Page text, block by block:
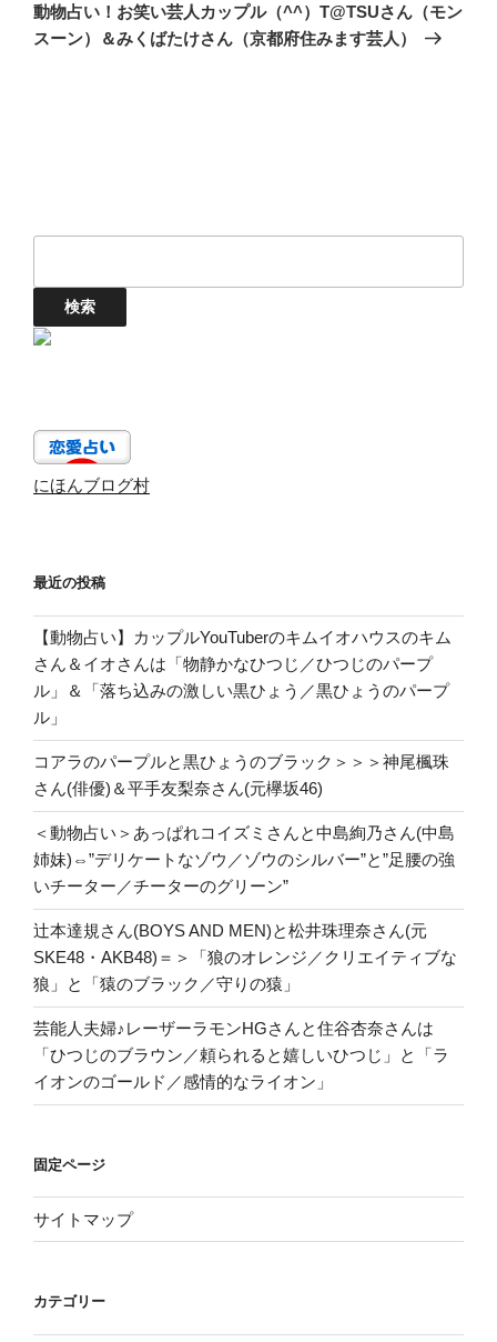
シ
ョ
の
投
動物占い！お笑い芸人カップル（^^）T@TSUさん（モン
スーン）＆みくばたけさん（京都府住みます芸人）
にほんブログ村
最近の投稿
【動物占い】カップルYouTuberのキムイオハウスのキム
さん＆イオさんは「物静かなひつじ／ひつじのパープ
ル」＆「落ち込みの激しい黒ひょう／黒ひょうのパープ
ル」
コアラのパープルと黒ひょうのブラック＞＞＞神尾楓珠
さん(俳優)＆平手友梨奈さん(元欅坂46)
＜動物占い＞あっぱれコイズミさんと中島絢乃さん(中島
姉妹)⇔”デリケートなゾウ／ゾウのシルバー”と”足腰の強
いチーター／チーターのグリーン”
辻本達規さん(BOYS AND MEN)と松井珠理奈さん(元
SKE48・AKB48)＝＞「狼のオレンジ／クリエイティブな
狼」と「猿のブラック／守りの猿」
芸能人夫婦♪レーザーラモンHGさんと住谷杏奈さんは
「ひつじのブラウン／頼られると嬉しいひつじ」と「ラ
イオンのゴールド／感情的なライオン」
固定ページ
サイトマップ
カテゴリー